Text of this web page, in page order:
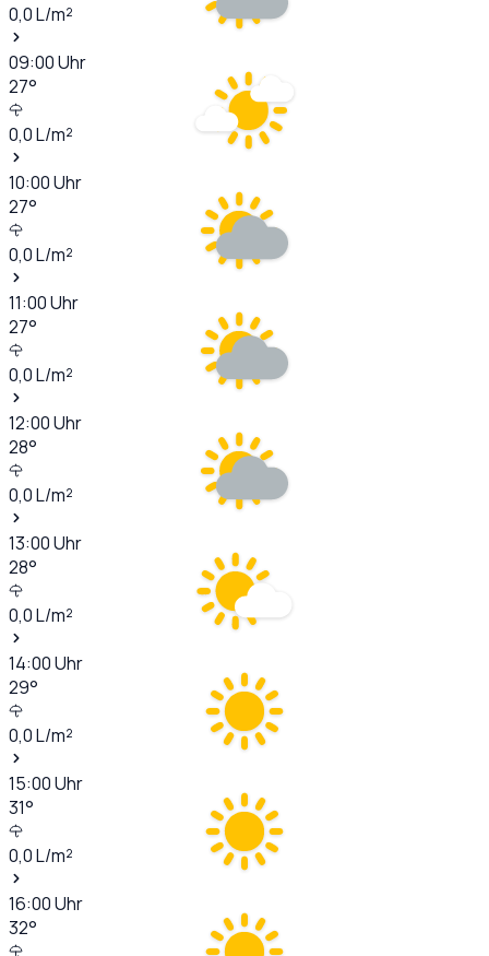
0,0L/m²
09:00Uhr
27°
0,0L/m²
10:00Uhr
27°
0,0L/m²
11:00Uhr
27°
0,0L/m²
12:00Uhr
28°
0,0L/m²
13:00Uhr
28°
0,0L/m²
14:00Uhr
29°
0,0L/m²
15:00Uhr
31°
0,0L/m²
16:00Uhr
32°